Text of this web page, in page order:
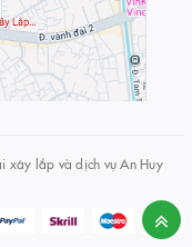
xây lắp và dịch vụ An Huy